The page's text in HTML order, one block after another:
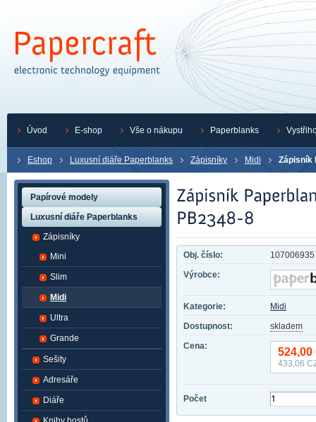
Eshop Luxusní diáře Paperblanks Zápisníky Midi Zápisník
Obj. číslo:
107006935
Výrobce:
Kategorie:
Midi
Dostupnost:
skladem
Cena:
524,00
433,06
Počet
Papírové modely
Luxusní diáře Paperblanks
Zápisníky
Mini
Slim
Midi
Ultra
Grande
Sešity
Adresáře
Diáře
Úvod E-shop Vše o nákupu Paperblanks